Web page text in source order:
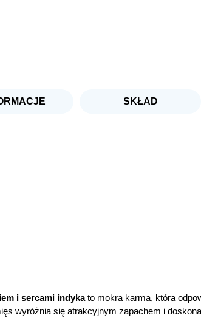
SKŁAD
i sercami indykato mokra karma, która
wyróżnia się atrakcyjnym zapachem i